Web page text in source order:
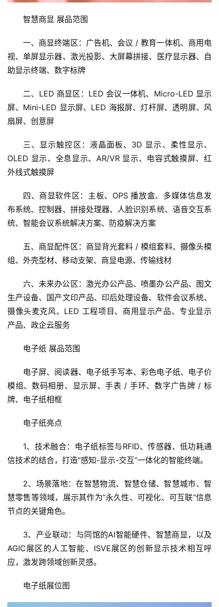
智慧商显 展品范围
一、商显终端区：广告机、会议 / 教育一体机、商用电
视、单屏显示器、激光投影、大屏幕拼接、医疗显示器、自
助显示终端、数字标牌
二、LED 商显区：LED 会议一体机、Micro-LED 显示
屏、Mini-LED 显示屏、LED 海报屏、灯杆屏、透明屏、风
扇屏、创意屏
三、显示触控区：液晶面板、3D 显示、柔性显示、
OLED 显示、全息显示、AR/VR 显示、电容式触摸屏、红
外线式触摸屏
四、商显软件区：主板、OPS 播放盒、多媒体信息发
布系统、控制器、拼接处理器、人脸识别系统、语音交互系
五、商显配件区：商显背光套料 / 模组套料、摄像头模
组、外壳型材、移动支架、商显电源、传输线材
生产设备、国产文印产品、印后处理设备、软件会议系统、
产品、政企云服务
电子纸 展品范围
电子屏、阅读器、电子纸手写本、彩色电子纸、电子价
牌、电子纸相框
1、技术融合：电子纸标签与RFID、传感器、低功耗通
信技术的结合，打造“感知-显示-交互”一体化的智能终端。
2、场景落地：在智慧物流、智慧仓储、智慧城市、智
慧零售等领域，展示其作为“永久性、可视化、可互联”信息
节点的关键角色。
3、产业联动：与同馆的AI智能硬件、智慧商显，以及